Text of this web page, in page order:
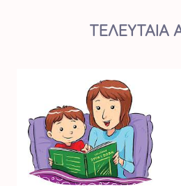
ΤΕΛΕΥΤΑΙΑ